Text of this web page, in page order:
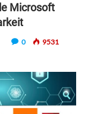
Microsoft
0 9531